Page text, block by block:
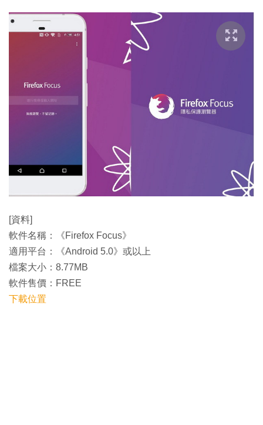
[資料]
軟件名稱：《Firefox Focus》
適用平台：《Android 5.0》或以上
檔案大小：8.77MB
軟件售價：FREE
下載位置